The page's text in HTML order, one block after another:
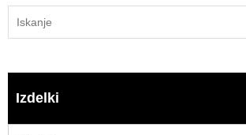
Izdelki